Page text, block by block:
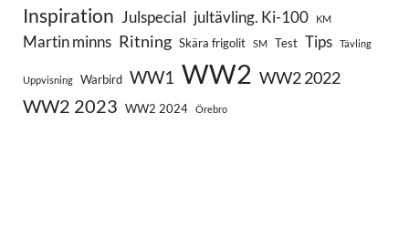
Inspiration Julspecial jultävling. Ki-100 KM
Martin minns Ritning Skära frigolit SM Test Tips Tävling
Uppvisning Warbird WW1 WW2 WW2 2022
WW2 2023 WW2 2024 Örebro